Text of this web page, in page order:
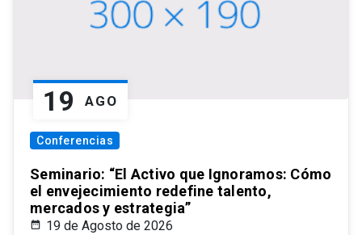
19 AGO
Conferencias
Seminario: “El Activo que Ignoramos: Cómo
el envejecimiento redefine talento,
mercados y estrategia”
19 de Agosto de 2026